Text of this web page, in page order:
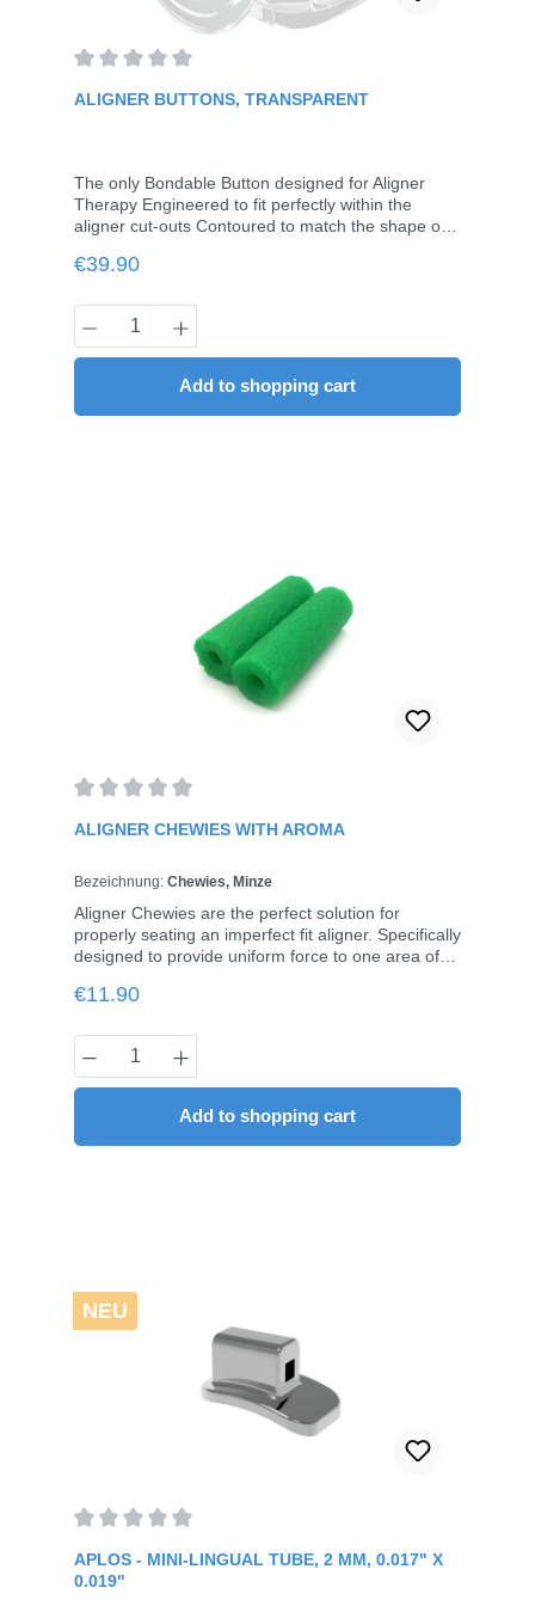
ALIGNER BUTTONS, TRANSPARENT
The only Bondable Button designed for Aligner
Therapy Engineered to fit perfectly within the
aligner cut-outs Contoured to match the shape of
base to slide slightly under tray and prevent gum
center of tooth.10 pieces / pack
Regular price:
€39.90
Product Quantity: Enter the desired
Add to shopping cart
ALIGNER CHEWIES WITH AROMA
Bezeichnung: Chewies, Minze
Aligner Chewies are the perfect solution for
properly seating an imperfect fit aligner. Specifically
designed to provide uniform force to one area of
alternative to cotton rolls. Available in Pack of 20
Regular price:
€11.90
Product Quantity: Enter the desired
Add to shopping cart
NEU
APLOS - MINI-LINGUAL TUBE, 2 MM, 0.017" X
0.019"